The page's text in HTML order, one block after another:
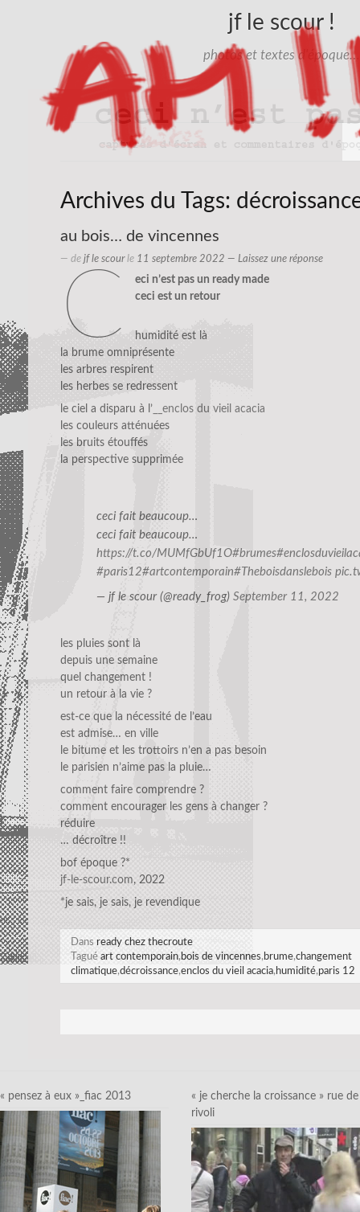
jf le scour !
photos et textes d'époque…
Archives du Tags:
au bois… de vincennes
— de jf le scourle 11 septembre 2022 — Laissez une réponse
c
eci n’est pas un ready made
ceci est un retour
humidité est là
la brume omniprésente
les arbres respirent
les herbes se redressent
le ciel a disparu à l’ __enclos du vieil acacia
les couleurs atténuées
les bruits étouffés
la perspective supprimée
ceci fait beaucoup…
ceci fait beaucoup…
https://t.co/MUMfGbUf1O#brumes
#paris12#artcontemporain#Theboisdanslebois
— jf le scour (@ready_frog) September 11, 2022
les pluies sont là
depuis une semaine
quel changement !
un retour à la vie ?
est-ce que la nécessité de l’eau
est admise… en ville
le bitume et les trottoirs n’en a pas besoin
le parisien n’aime pas la pluie…
comment faire comprendre ?
comment encourager les gens à changer ?
réduire
… décroître !!
bof époque ?*
jf-le-scour.com, 2022
*je sais, je sais, je revendique
Dans ready chez thecroute
Tagué art contemporain, bois de vincennes, brume,changement
climatique,décroissance,enclos du vieil acacia, humidité,paris 12
« pensez à eux »_fiac 2013
« je cherche la croissance » rue de
rivoli